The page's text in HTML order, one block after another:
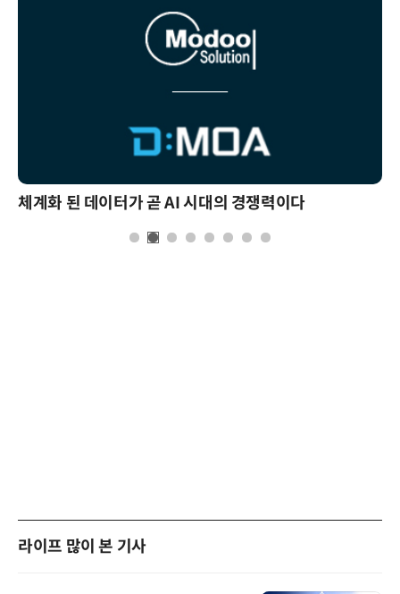
체계화 된 데이터가 곧 AI 시대의 경쟁력이다
라이프 많이 본 기사